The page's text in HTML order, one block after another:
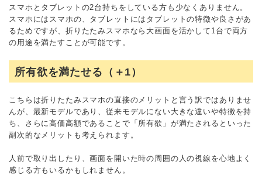
スマホとタブレットの2台持ちをしている方も少なくありません。
スマホにはスマホの、タブレットにはタブレットの特徴や良さがあ
るためですが、折りたたみスマホなら大画面を活かして1台で両方
の用途を満たすことが可能です。
所有欲を満たせる（＋1）
こちらは折りたたみスマホの直接のメリットと言う訳ではありませ
んが、最新モデルであり、従来モデルにない大きな違いや特徴を持
ち、さらに高価高額であることで「所有欲」が満たされるといった
副次的なメリットも考えられます。
人前で取り出したり、画面を開いた時の周囲の人の視線を心地よく
感じる方もいるかもしれません。